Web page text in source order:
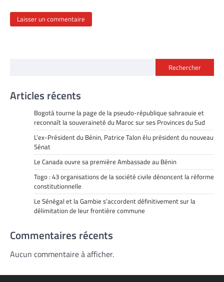
Rechercher
Articles récents
Bogotá tourne la page de la pseudo-république sahraouie et
reconnaît la souveraineté du Maroc sur ses Provinces du Sud
L’ex-Président du Bénin, Patrice Talon élu président du nouveau
Sénat
Le Canada ouvre sa première Ambassade au Bénin
Togo : 43 organisations de la société civile dénoncent la réforme
constitutionnelle
Le Sénégal et la Gambie s’accordent définitivement sur la
délimitation de leur frontière commune
Commentaires récents
Aucun commentaire à afficher.